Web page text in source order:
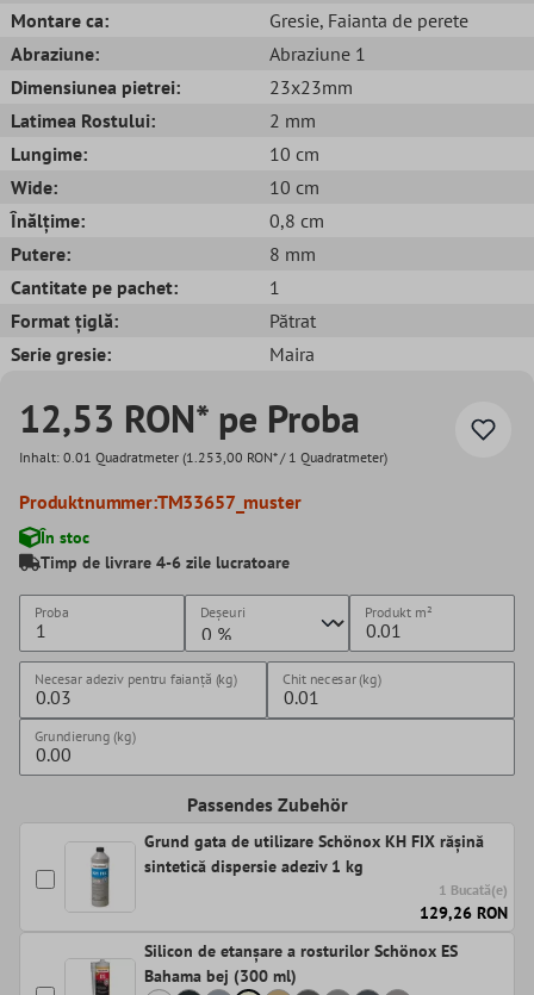
Montare ca:
Gresie, Faianta de perete
Abraziune:
Abraziune 1
Dimensiunea pietrei:
23x23mm
Latimea Rostului:
2 mm
Lungime:
10 cm
Wide:
10 cm
Înălțime:
0,8 cm
Putere:
8 mm
Cantitate pe pachet:
1
Format țiglă:
Pătrat
Serie gresie:
Maira
12,53 RON* pe Proba
Inhalt: 0.01 Quadratmeter (1.253,00 RON* / 1 Quadratmeter)
Produktnummer:TM33657_muster
În stoc
Timp de livrare 4-6 zile lucratoare
Proba Deșeuri Produkt m²
Necesar adeziv pentru faianță (kg) Chit necesar (kg)
Grundierung (kg)
Passendes Zubehör
Grund gata de utilizare Schönox KH FIX rășină
sintetică dispersie adeziv 1 kg
1 Bucată(e)
129,26 RON
Silicon de etanșare a rosturilor Schönox ES
Bahama bej (300 ml)